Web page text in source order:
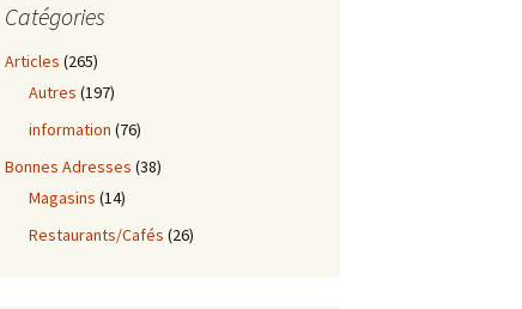
Catégories
Articles (265)
Autres (197)
information (76)
Bonnes Adresses (38)
Magasins (14)
Restaurants/Cafés (26)